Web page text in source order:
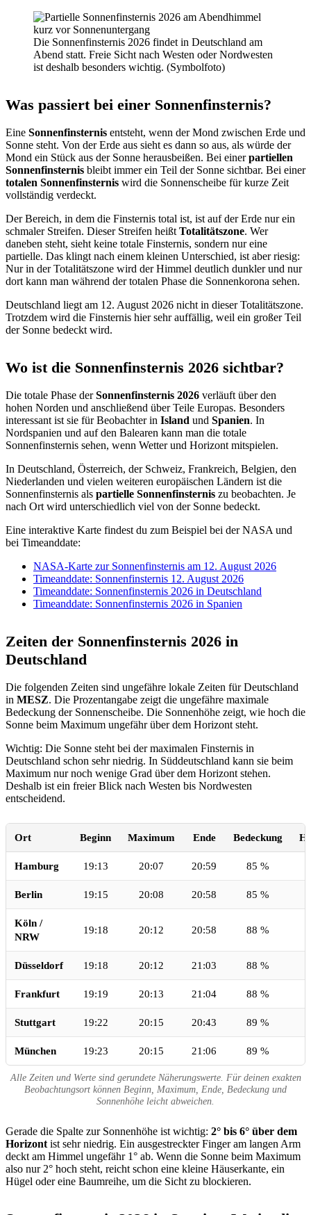
Die Sonnenfinsternis 2026 findet in Deutschland am
Abend statt. Freie Sicht nach Westen oder Nordwesten
ist deshalb besonders wichtig. (Symbolfoto)
Was passiert bei einer Sonnenfinsternis?
Eine Sonnenfinsternis entsteht, wenn der Mond zwischen Erde und
Sonne steht. Von der Erde aus sieht es dann so aus, als würde der
Mond ein Stück aus der Sonne herausbeißen. Bei einerpartiellen
Sonnenfinsternis bleibt immer ein Teil der Sonne sichtbar. Bei einer
totalen Sonnenfinsternis wird die Sonnenscheibe für kurze Zeit
vollständig verdeckt.
Der Bereich, in dem die Finsternis total ist, ist auf der Erde nur ein
schmaler Streifen. Dieser Streifen heißt Totalitätszone. Wer
daneben steht, sieht keine totale Finsternis, sondern nur eine
partielle. Das klingt nach einem kleinen Unterschied, ist aber riesig:
Nur in der Totalitätszone wird der Himmel deutlich dunkler und nur
dort kann man während der totalen Phase die Sonnenkorona sehen.
Deutschland liegt am 12. August 2026 nicht in dieser Totalitätszone.
Trotzdem wird die Finsternis hier sehr auffällig, weil ein großer Teil
der Sonne bedeckt wird.
Wo ist die Sonnenfinsternis 2026 sichtbar?
Die totale Phase derSonnenfinsternis 2026 verläuft über den
hohen Norden und anschließend über Teile Europas. Besonders
interessant ist sie für Beobachter in Island und Spanien. In
Nordspanien und auf den Balearen kann man die totale
Sonnenfinsternis sehen, wenn Wetter und Horizont mitspielen.
In Deutschland, Österreich, der Schweiz, Frankreich, Belgien, den
Niederlanden und vielen weiteren europäischen Ländern ist die
Sonnenfinsternis als partielle Sonnenfinsternis zu beobachten. Je
nach Ort wird unterschiedlich viel von der Sonne bedeckt.
Eine interaktive Karte findest du zum Beispiel bei der NASA und
bei Timeanddate:
NASA-Karte zur Sonnenfinsternis am 12. August 2026
Timeanddate: Sonnenfinsternis 12. August 2026
Timeanddate: Sonnenfinsternis 2026 in Deutschland
Timeanddate: Sonnenfinsternis 2026 in Spanien
Zeiten der Sonnenfinsternis 2026 in
Deutschland
Die folgenden Zeiten sind ungefähre lokale Zeiten für Deutschland
in MESZ. Die Prozentangabe zeigt die ungefähre maximale
Bedeckung der Sonnenscheibe. Die Sonnenhöhe zeigt, wie hoch die
Sonne beim Maximum ungefähr über dem Horizont steht.
Wichtig: Die Sonne steht bei der maximalen Finsternis in
Deutschland schon sehr niedrig. In Süddeutschland kann sie beim
Maximum nur noch wenige Grad über dem Horizont stehen.
Deshalb ist ein freier Blick nach Westen bis Nordwesten
entscheidend.
Ort Beginn Maximum Ende Bedeckung
Hamburg 19:13 20:07 20:59 85 %
Berlin 19:15 20:08 20:58 85 %
Köln /
NRW
19:18 20:12 20:58 88 %
Düsseldorf 19:18 20:12 21:03 88 %
Frankfurt 19:19 20:13 21:04 88 %
Stuttgart 19:22 20:15 20:43 89 %
München 19:23 20:15 21:06 89 %
Alle Zeiten und Werte sind gerundete Näherungswerte. Für deinen exakten
Beobachtungsort können Beginn, Maximum, Ende, Bedeckung und
Sonnenhöhe leicht abweichen.
Gerade die Spalte zur Sonnenhöhe ist wichtig: 2° bis 6° über dem
Horizont ist sehr niedrig. Ein ausgestreckter Finger am langen Arm
deckt am Himmel ungefähr 1° ab. Wenn die Sonne beim Maximum
also nur 2° hoch steht, reicht schon eine kleine Häuserkante, ein
Hügel oder eine Baumreihe, um die Sicht zu blockieren.